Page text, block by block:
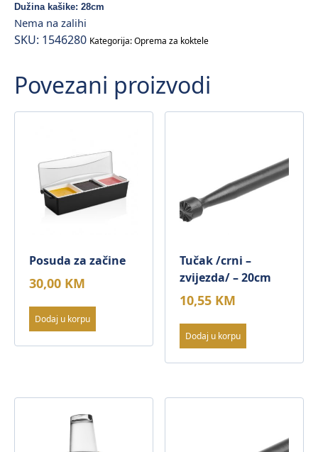
Dužina kašike: 28cm
Nema na zalihi
SKU: 1546280 Kategorija:Oprema za koktele
Povezani proizvodi
Posuda za začine
30,00 KM
Dodaj u korpu
Tučak /crni –
zvijezda/ – 20cm
10,55 KM
Dodaj u korpu